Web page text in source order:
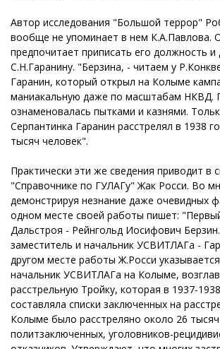
Автор исследования "Большой террор"
вообще не упоминает в нем К.А.Павлова.
предпочитает приписать его должность и
С.Н.Гаранину. "Берзина, - читаем у
Гаранин, который открыл на Колыме
маниакальную даже по масштабам НКВД.
ознаменовалась пытками и казнями.
Серпантинка Гаранин расстрелял в 1938
тысяч человек".
Практически эти же сведения приводит в
"Справочнике по ГУЛАГу" Жак Росси. Во
демонстрируя незнание даже очевидных
одном месте своей работы пишет:
Дальстроя - Рейнгольд Иосифович
заместитель и начальник УСВИТЛАГа -
другом месте работы Ж.Росси
начальник УСВИТЛАГа на Колыме,
расстрельную Тройку, которая в 1937-1938
составляла списки заключенных на
Колыме было расстреляно около 26 тысяч
политзаключенных, уголовников-